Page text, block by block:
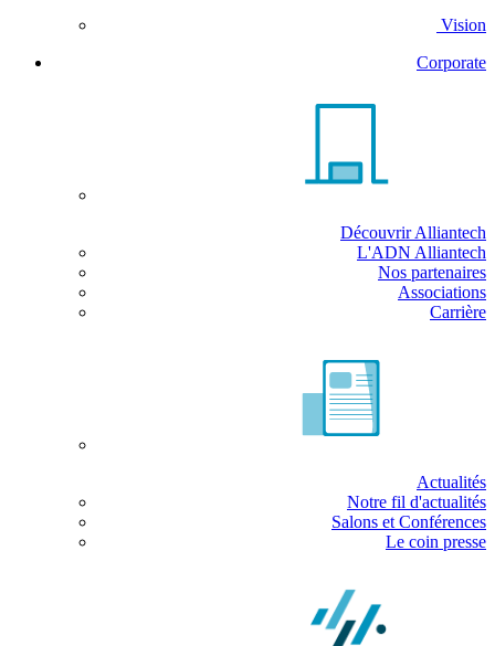
Vision
Corporate
Découvrir Alliantech
L'ADN Alliantech
Nos partenaires
Associations
Carrière
Actualités
Notre fil d'actualités
Salons et Conférences
Le coin presse